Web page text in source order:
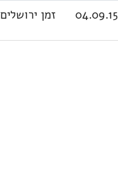
04.09.15 זמן ירושלים